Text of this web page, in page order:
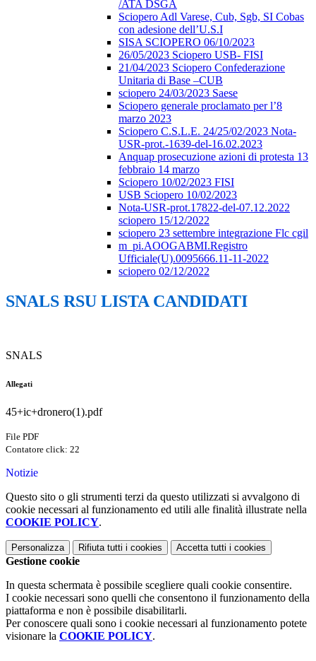
/ATA DSGA
Sciopero Adl Varese, Cub, Sgb, SI Cobas
con adesione dell’U.S.I
SISA SCIOPERO 06/10/2023
26/05/2023 Sciopero USB- FISI
21/04/2023 Sciopero Confederazione
Unitaria di Base –CUB
sciopero 24/03/2023 Saese
Sciopero generale proclamato per l’8
marzo 2023
Sciopero C.S.L.E. 24/25/02/2023 Nota-
USR-prot.-1639-del-16.02.2023
Anquap prosecuzione azioni di protesta 13
febbraio 14 marzo
Sciopero 10/02/2023 FISI
USB Sciopero 10/02/2023
Nota-USR-prot.17822-del-07.12.2022
sciopero 15/12/2022
sciopero 23 settembre integrazione Flc cgil
m_pi.AOOGABMI.Registro
Ufficiale(U).0095666.11-11-2022
sciopero 02/12/2022
SNALS RSU LISTA CANDIDATI
SNALS
Allegati
45+ic+dronero(1).pdf
File PDF
Contatore click: 22
Notizie
Questo sito o gli strumenti terzi da questo utilizzati si avvalgono di
cookie necessari al funzionamento ed utili alle finalità illustrate nella
COOKIE POLICY.
Personalizza Rifiuta tutti i cookies Accetta tutti i cookies
Gestione cookie
In questa schermata è possibile scegliere quali cookie consentire.
I cookie necessari sono quelli che consentono il funzionamento della
piattaforma e non è possibile disabilitarli.
Per conoscere quali sono i cookie necessari al funzionamento potete
visionare la COOKIE POLICY.